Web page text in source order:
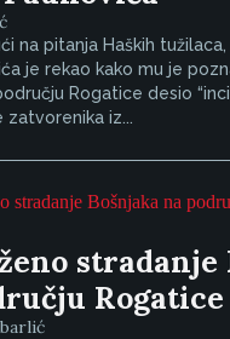
na pitanja Haških
je rekao kako mu je
Rogatice desio
iz...
stradanje
Rogatice